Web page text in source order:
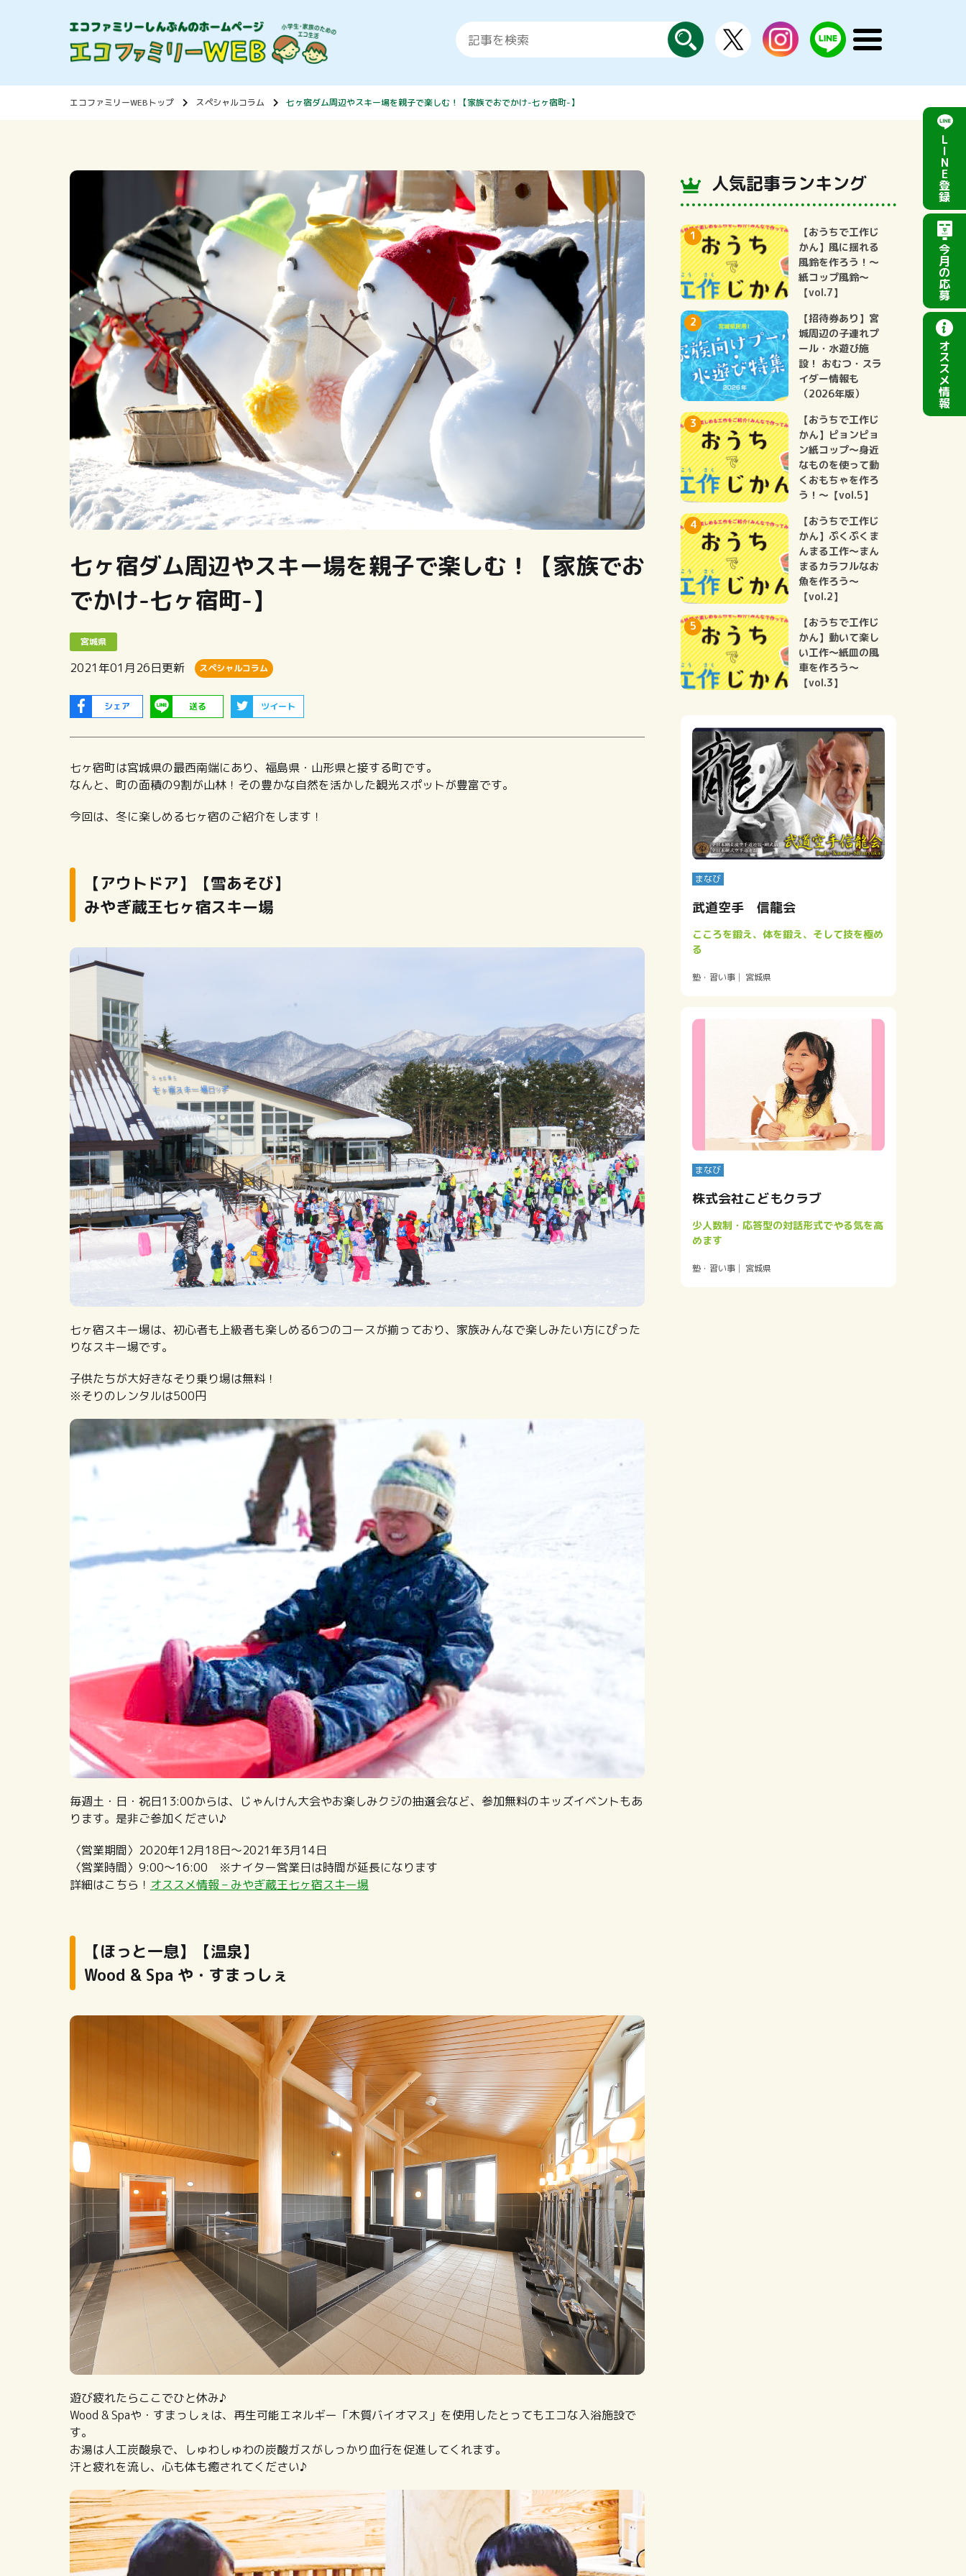
探
す
instagram LINE
公
メ
エコファミリーWEBトップ スペシャルコラム 七ヶ宿ダム周辺やスキー場を親子で楽しむ！【家族でおでかけ-七ヶ宿町-】
七ヶ宿ダム周辺やスキー場を親子で楽しむ！【家族でお
でかけ-七ヶ宿町-】
宮城県
2021年01月26日更新 スペシャルコラム
シェア 送る ツイート
七ヶ宿町は宮城県の最西南端にあり、福島県・山形県と接する町です。
なんと、町の面積の9割が山林！その豊かな自然を活かした観光スポットが豊富です。
今回は、冬に楽しめる七ヶ宿のご紹介をします！
【アウトドア】【雪あそび】
みやぎ蔵王七ヶ宿スキー場
七ヶ宿スキー場は、初心者も上級者も楽しめる6つのコースが揃っており、家族みんなで楽しみたい方にぴった
りなスキー場です。
子供たちが大好きなそり乗り場は無料！
※そりのレンタルは500円
毎週土・日・祝日13:00からは、じゃんけん大会やお楽しみクジの抽選会など、参加無料のキッズイベントもあ
ります。是非ご参加ください♪
〈営業期間〉2020年12月18日～2021年3月14日
〈営業時間〉9:00～16:00 ※ナイター営業日は時間が延長になります
詳細はこちら！ オススメ情報 – みやぎ蔵王七ヶ宿スキー場
【ほっと一息】【温泉】
Wood & Spa や・すまっしぇ
遊び疲れたらここでひと休み♪
Wood & Spaや・すまっしぇは、再生可能エネルギー「木質バイオマス」を使用したとってもエコな入浴施設で
す。
お湯は人工炭酸泉で、しゅわしゅわの炭酸ガスがしっかり血行を促進してくれます。
汗と疲れを流し、心も体も癒されてください♪
人気記事ランキング
【おうちで工作じ
かん】風に揺れる
風鈴を作ろう！～
紙コップ風鈴～
【vol.7】
【招待券あり】宮
城周辺の子連れプ
ール・水遊び施
設！ おむつ・スラ
イダー情報も
（2026年版）
【おうちで工作じ
かん】ピョンピョ
ン紙コップ～身近
なものを使って動
くおもちゃを作ろ
う！～【vol.5】
【おうちで工作じ
かん】ぷくぷくま
んまる工作～まん
まるカラフルなお
魚を作ろう～
【vol.2】
【おうちで工作じ
かん】動いて楽し
い工作～紙皿の風
車を作ろう～
【vol.3】
まなび
武道空手 信龍会
こころを鍛え、体を鍛え、そして技を極め
る
塾・習い事 宮城県
まなび
株式会社こどもクラブ
少人数制・応答型の対話形式でやる気を高
めます
塾・習い事 宮城県
L
I
N
E
登
録
今
月
の
応
募
オ
ス
ス
メ
情
報